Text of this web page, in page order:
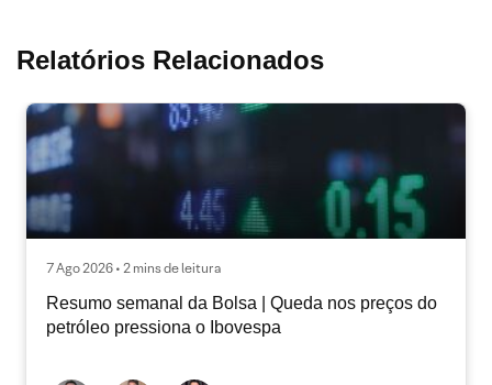
Relatórios Relacionados
7 Ago 2026 • 2 mins de leitura
Resumo semanal da Bolsa | Queda nos preços do
petróleo pressiona o Ibovespa